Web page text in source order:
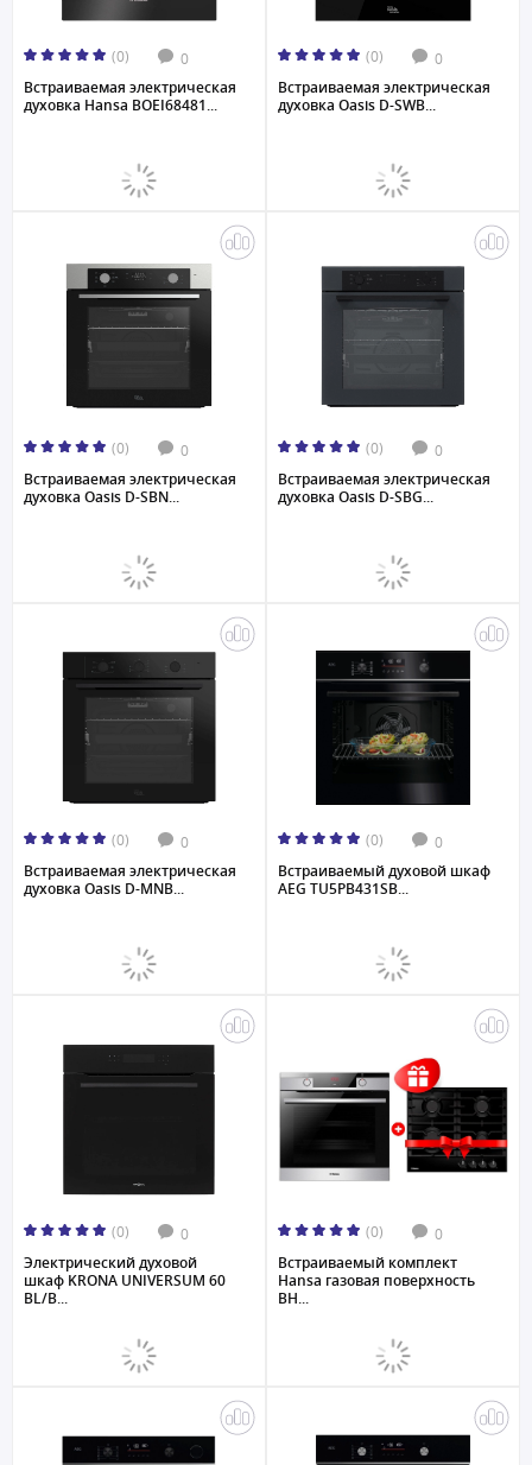
(0) 0
Встраиваемая электрическая
духовка Hansa BOEI68481...
(0) 0
Встраиваемая электрическая
духовка Oasis D-SWB...
(0) 0
Встраиваемая электрическая
духовка Oasis D-SBN...
(0) 0
Встраиваемая электрическая
духовка Oasis D-SBG...
(0) 0
Встраиваемая электрическая
духовка Oasis D-MNB...
(0) 0
Встраиваемый духовой шкаф
AEG TU5PB431SB...
(0) 0
Электрический духовой
шкаф KRONA UNIVERSUM 60
BL/B...
(0) 0
Встраиваемый комплект
Hansa газовая поверхность
BH...